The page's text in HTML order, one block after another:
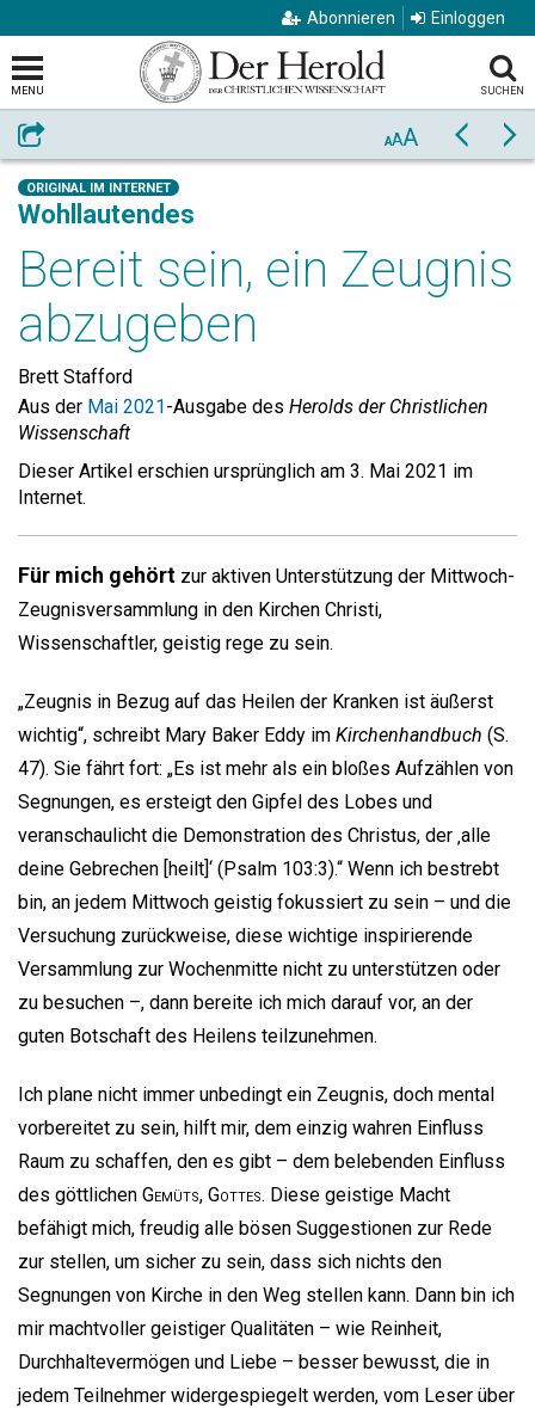
Abonnieren Einloggen
MENU SUCHEN
Weiterempfehlen AAA Zurück
ORIGINAL IM INTERNET
Wohllautendes
Bereit sein, ein Zeugnis
abzugeben
Brett Stafford
Aus der Mai 2021-Ausgabe des Herolds der Christlichen
Wissenschaft
Dieser Artikel erschien ursprünglich am 3. Mai 2021 im
Internet.
Für mich gehört zur aktiven Unterstützung der Mittwoch-
Zeugnisversammlung in den Kirchen Christi,
Wissenschaftler, geistig rege zu sein.
„Zeugnis in Bezug auf das Heilen der Kranken ist äußerst
wichtig“, schreibt Mary Baker Eddy im Kirchenhandbuch (S.
47). Sie fährt fort: „Es ist mehr als ein bloßes Aufzählen von
Segnungen, es ersteigt den Gipfel des Lobes und
veranschaulicht die Demonstration des Christus, der ‚alle
deine Gebrechen [heilt]‘ (Psalm 103:3).“ Wenn ich bestrebt
bin, an jedem Mittwoch geistig fokussiert zu sein – und die
Versuchung zurückweise, diese wichtige inspirierende
Versammlung zur Wochenmitte nicht zu unterstützen oder
zu besuchen –, dann bereite ich mich darauf vor, an der
guten Botschaft des Heilens teilzunehmen.
Ich plane nicht immer unbedingt ein Zeugnis, doch mental
vorbereitet zu sein, hilft mir, dem einzig wahren Einfluss
Raum zu schaffen, den es gibt – dem belebenden Einfluss
des göttlichen Gemüts, Gottes. Diese geistige Macht
befähigt mich, freudig alle bösen Suggestionen zur Rede
zur stellen, um sicher zu sein, dass sich nichts den
Segnungen von Kirche in den Weg stellen kann. Dann bin ich
mir machtvoller geistiger Qualitäten – wie Reinheit,
Durchhaltevermögen und Liebe – besser bewusst, die in
jedem Teilnehmer widergespiegelt werden, vom Leser über